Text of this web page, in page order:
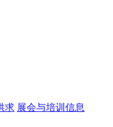
求 展会与培训信息